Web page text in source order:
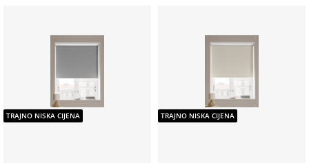
TRAJNO NISKA CIJENA TRAJNO NISKA CIJENA